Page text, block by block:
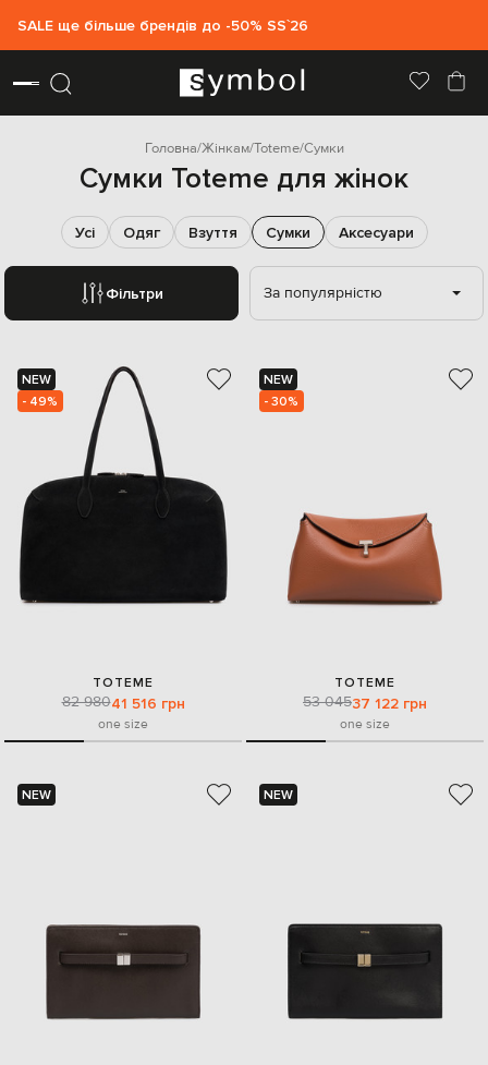
SALE ще більше брендів до -50% SS`26
Головна Жінкам Toteme Сумки
Сумки Toteme для жінок
Фільтри
Усі Одяг Взуття Сумки Аксесуари
За популярністю
NEW
- 49%
TOTEME
82 98041 516 грн
one size
NEW
- 30%
TOTEME
53 04537 122 грн
one size
NEW NEW